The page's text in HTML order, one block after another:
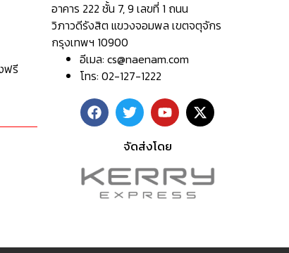
ฟรี
อาคาร 222 ชั้น 7, 9 เลขที่ 1 ถนน
วิภาวดีรังสิต แขวงจอมพล เขตจตุจักร
กรุงเทพฯ 10900
อีเมล: cs@naenam.com
โทร: 02-127-1222
จัดส่งโดย